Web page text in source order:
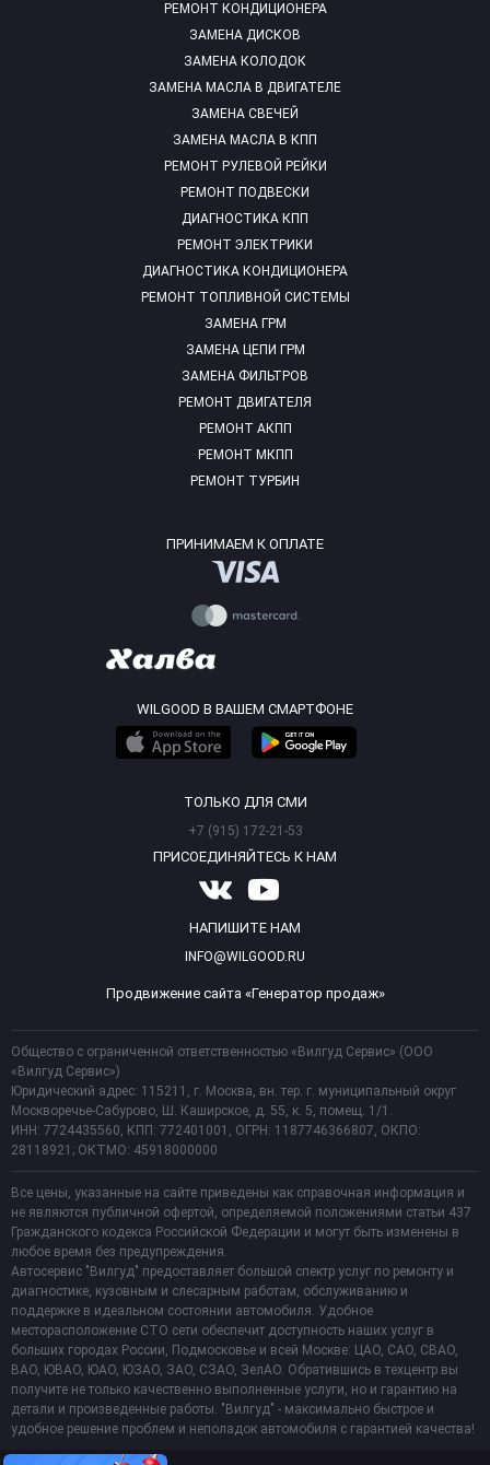
РЕМОНТ КОНДИЦИОНЕРА
ЗАМЕНА ДИСКОВ
ЗАМЕНА КОЛОДОК
ЗАМЕНА МАСЛА В ДВИГАТЕЛЕ
ЗАМЕНА СВЕЧЕЙ
ЗАМЕНА МАСЛА В КПП
РЕМОНТ РУЛЕВОЙ РЕЙКИ
РЕМОНТ ПОДВЕСКИ
ДИАГНОСТИКА КПП
РЕМОНТ ЭЛЕКТРИКИ
ДИАГНОСТИКА КОНДИЦИОНЕРА
РЕМОНТ ТОПЛИВНОЙ СИСТЕМЫ
ЗАМЕНА ГРМ
ЗАМЕНА ЦЕПИ ГРМ
ЗАМЕНА ФИЛЬТРОВ
РЕМОНТ ДВИГАТЕЛЯ
РЕМОНТ АКПП
РЕМОНТ МКПП
РЕМОНТ ТУРБИН
ПРИНИМАЕМ К ОПЛАТЕ
WILGOOD В ВАШЕМ СМАРТФОНЕ
ТОЛЬКО ДЛЯ СМИ
+7 (915) 172-21-53
ПРИСОЕДИНЯЙТЕСЬ К НАМ
НАПИШИТЕ НАМ
INFO@WILGOOD.RU
Продвижение сайта «Генератор продаж»
Общество с ограниченной ответственностью «Вилгуд Сервис» (ООО
«Вилгуд Сервис»)
Юридический адрес: 115211, г. Москва, вн. тер. г. муниципальный округ
Москворечье-Сабурово, Ш. Каширское, д. 55, к. 5, помещ. 1/1.
ИНН: 7724435560, КПП: 772401001, ОГРН: 1187746366807, ОКПО:
28118921; ОКТМО: 45918000000
Все цены, указанные на сайте приведены как справочная информация и
не являются публичной офертой, определяемой положениями статьи 437
Гражданского кодекса Российской Федерации и могут быть изменены в
любое время без предупреждения.
Автосервис "Вилгуд" предоставляет большой спектр услуг по ремонту и
диагностике, кузовным и слесарным работам, обслуживанию и
поддержке в идеальном состоянии автомобиля. Удобное
месторасположение СТО сети обеспечит доступность наших услуг в
больших городах России, Подмосковье и всей Москве: ЦАО, САО, СВАО,
ВАО, ЮВАО, ЮАО, ЮЗАО, ЗАО, СЗАО, ЗелАО. Обратившись в техцентр вы
получите не только качественно выполненные услуги, но и гарантию на
детали и произведенные работы. "Вилгуд" - максимально быстрое и
удобное решение проблем и неполадок автомобиля с гарантией качества!